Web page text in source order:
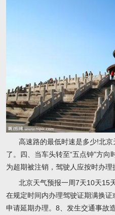
高速路的最低时速是多少!北
了。四、当车头转至“五点钟”方
为超期被注销，驾驶人应按时办理
北京天气预报一周7天10天15
在规定时间内办理驾驶证期满换
申请延期办理。8、发生交通事故